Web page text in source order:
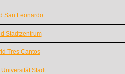
San Leonardo
Stadtzentrum
Tres Cantos
Universität Stadt